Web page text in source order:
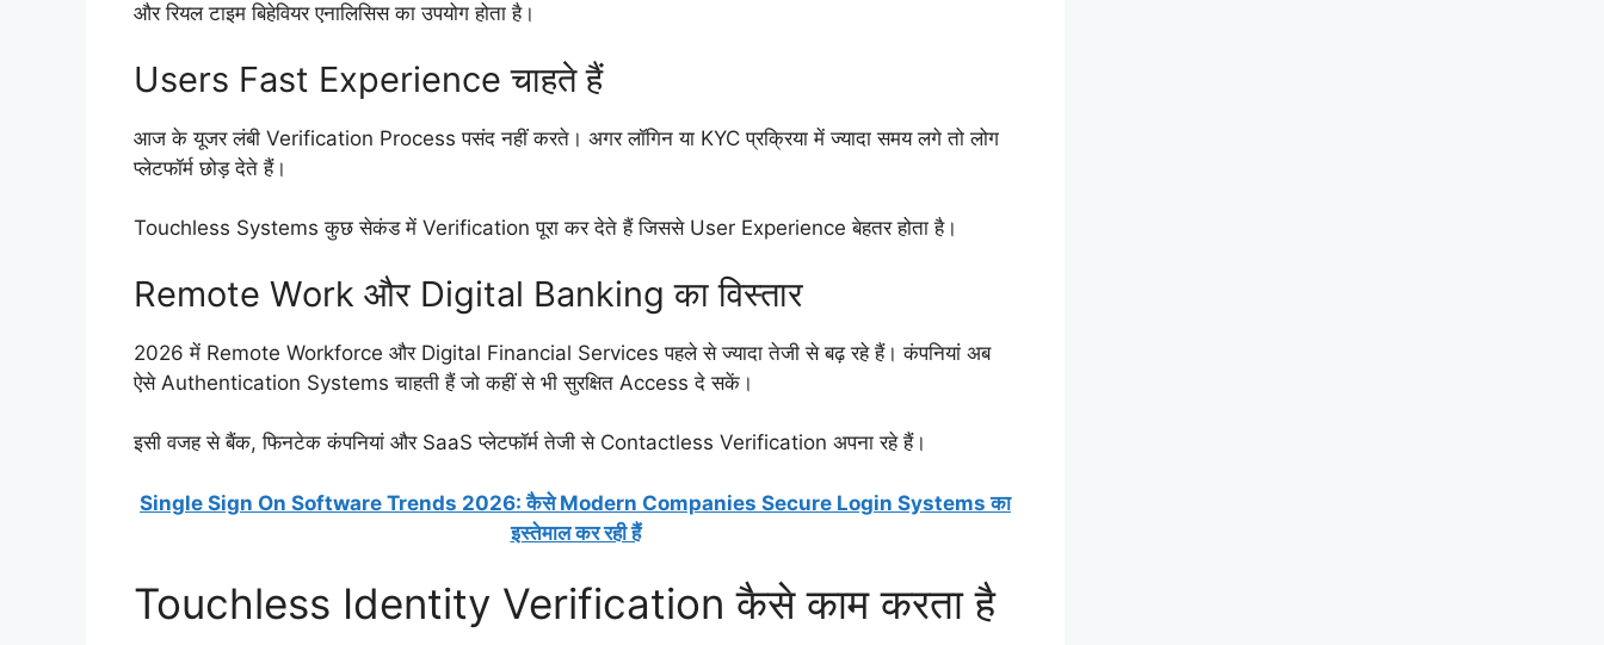
और रियल टाइम बिहेवियर एनालिसिस का उपयोग होता है।
Users Fast Experience चाहते हैं
आज के यूजर लंबी Verification Process पसंद नहीं करते। अगर लॉगिन या KYC प्रक्रिया में ज्यादा समय लगे तो लोग
प्लेटफॉर्म छोड़ देते हैं।
Touchless Systems कुछ सेकंड में Verification पूरा कर देते हैं जिससे User Experience बेहतर होता है।
Remote Work और Digital Banking का विस्तार
2026 में Remote Workforce और Digital Financial Services पहले से ज्यादा तेजी से बढ़ रहे हैं। कंपनियां अब
ऐसे Authentication Systems चाहती हैं जो कहीं से भी सुरक्षित Access दे सकें।
इसी वजह से बैंक, फिनटेक कंपनियां और SaaS प्लेटफॉर्म तेजी से Contactless Verification अपना रहे हैं।
Single Sign On Software Trends 2026: कैसे Modern Companies Secure Login Systems का
इस्तेमाल कर रही हैं
Touchless Identity Verification कैसे काम करता है